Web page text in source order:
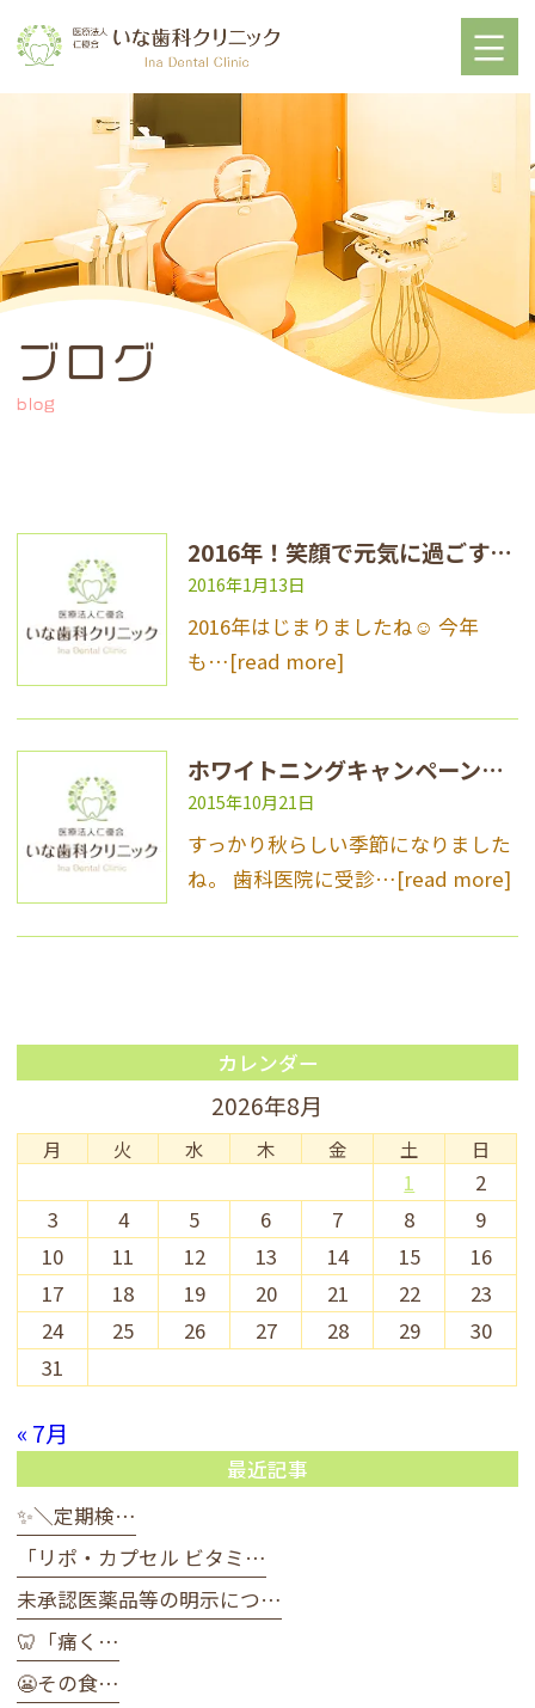
ブログ
blog
2016年！笑顔で元気に過ごすために！
2016年1月13日
2016年はじまりましたね☺︎ 今年
も…[read more]
ホワイトニングキャンペーンのお知らせ
2015年10月21日
すっかり秋らしい季節になりました
ね。 歯科医院に受診…[read more]
カレンダー
2026年8月
月 火 水 木 金 土 日
1
2
3
4 5 6 7 8
9
10
11 12 13 14 15
16
17
18 19 20 21 22
23
24
25 26 27 28 29
30
31
« 7月
最近記事
✨＼定期検…
「リポ・カプセル ビタミ…
未承認医薬品等の明示につ…
🦷「痛く…
😬その食…